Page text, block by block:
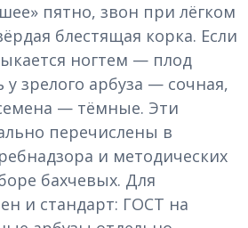
пятно, звон при лёгком
блестящая корка. Если
ногтем — плод
у зрелого арбуза — сочная,
— тёмные. Эти
перечислены в
и методических
бахчевых. Для
и стандарт: ГОСТ на